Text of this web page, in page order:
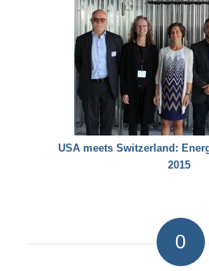
USA meets Switzerland:
2015
0